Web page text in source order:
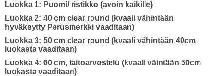
Luokka 1: Puomi/ ristikko (avoin kaikille)
Luokka 2: 40 cm clear round (kvaali vähintään
hyväksytty Perusmerkki vaaditaan)
Luokka 3: 50 cm clear round (kvaali vähintään 40cm
luokasta vaaditaan)
Luokka 4: 60 cm, taitoarvostelu (kvaali väintään 50cm
luokasta vaaditaan)